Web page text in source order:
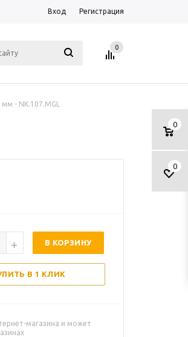
Вход Регистрация
0
0
0
- NK.107.MGL
В КОРЗИНУ
В 1 КЛИК
магазина и может